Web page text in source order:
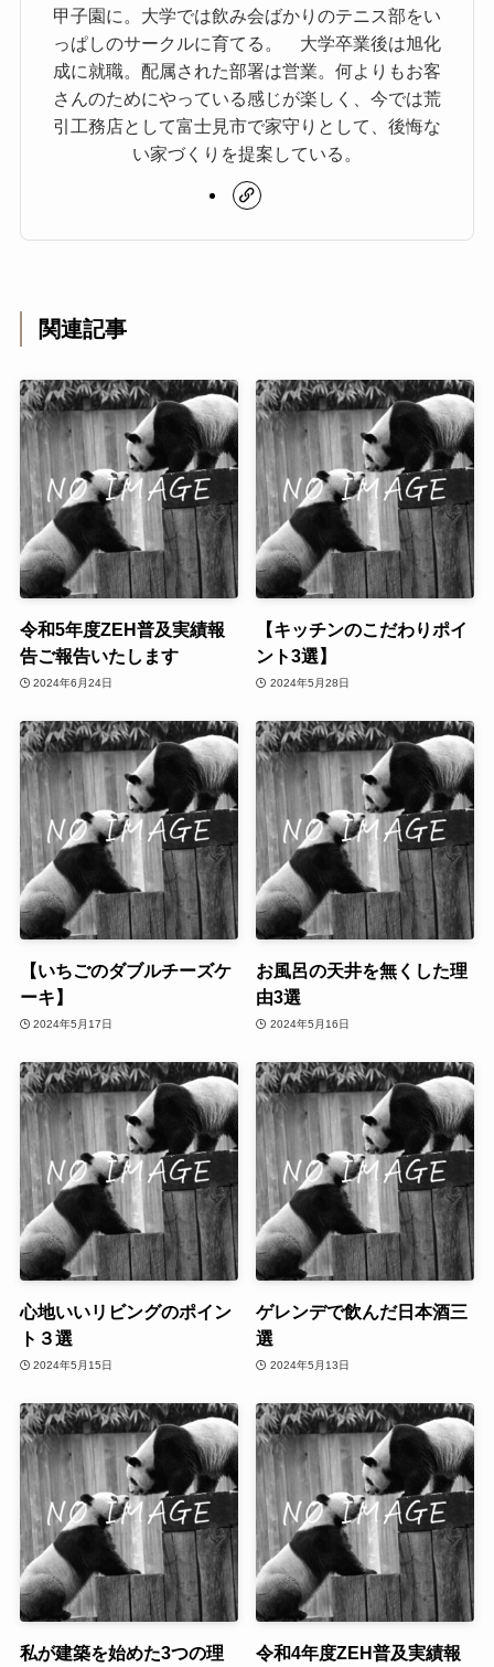
甲子園に。大学では飲み会ばかりのテニス部をい
っぱしのサークルに育てる。 大学卒業後は旭化
成に就職。配属された部署は営業。何よりもお客
さんのためにやっている感じが楽しく、今では荒
引工務店として富士見市で家守りとして、後悔な
い家づくりを提案している。
関連記事
令和5年度ZEH普及実績報
告ご報告いたします
2024年6月24日
【キッチンのこだわりポイ
ント3選】
2024年5月28日
【いちごのダブルチーズケ
ーキ】
2024年5月17日
お風呂の天井を無くした理
由3選
2024年5月16日
心地いいリビングのポイン
ト３選
2024年5月15日
ゲレンデで飲んだ日本酒三
選
2024年5月13日
私が建築を始めた3つの理 令和4年度ZEH普及実績報